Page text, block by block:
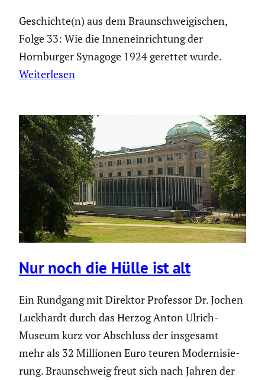
Geschichte(n) aus dem Braunschweigischen,
Folge 33: Wie die Inneneinrichtung der
Hornburger Synagoge 1924 gerettet wurde.
Weiterlesen
Nur noch die Hülle ist alt
Ein Rundgang mit Direktor Professor Dr. Jochen
Luckhardt durch das Herzog Anton Ulrich-
Museum kurz vor Abschluss der insgesamt
mehr als 32 Millionen Euro teuren Moder­ni­sie­
rung. Braun­schweig freut sich nach Jahren der